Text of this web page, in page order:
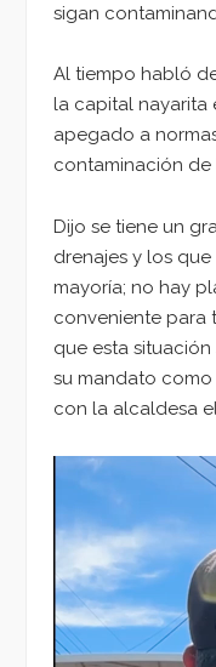
sigan
Al tiempo habló
la capital nayarita
apegado a
contaminación de
Dijo se tiene un
drenajes y los
mayoría; no hay
conveniente para
que esta
su mandato
con la alcaldesa
Reproductor
vídeo